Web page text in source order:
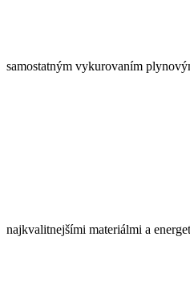
samostatným vykurovaním
najkvalitnejšími materiálmi a